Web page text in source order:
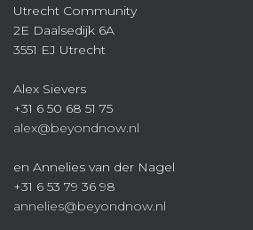
Utrecht Community
2E Daalsedijk 6A
3551 EJ Utrecht
Alex Sievers
+31 6 50 68 51 75
alex@beyondnow.nl
en Annelies van der Nagel
+31 6 53 79 36 98
annelies@beyondnow.nl